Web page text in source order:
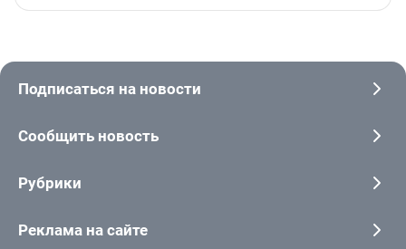
Подписаться на новости
Сообщить новость
Рубрики
Реклама на сайте